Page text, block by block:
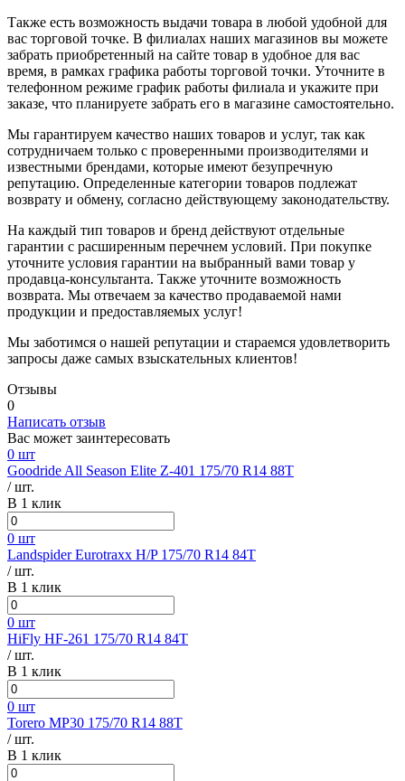
Также есть возможность выдачи товара в любой удобной для
вас торговой точке. В филиалах наших магазинов вы можете
забрать приобретенный на сайте товар в удобное для вас
время, в рамках графика работы торговой точки. Уточните в
телефонном режиме график работы филиала и укажите при
заказе, что планируете забрать его в магазине самостоятельно.
Мы гарантируем качество наших товаров и услуг, так как
сотрудничаем только с проверенными производителями и
известными брендами, которые имеют безупречную
репутацию. Определенные категории товаров подлежат
возврату и обмену, согласно действующему законодательству.
На каждый тип товаров и бренд действуют отдельные
гарантии с расширенным перечнем условий. При покупке
уточните условия гарантии на выбранный вами товар у
продавца-консультанта. Также уточните возможность
возврата. Мы отвечаем за качество продаваемой нами
продукции и предоставляемых услуг!
Мы заботимся о нашей репутации и стараемся удовлетворить
запросы даже самых взыскательных клиентов!
Отзывы
0
Написать отзыв
Вас может заинтересовать
0 шт
Goodride All Season Elite Z-401 175/70 R14 88T
/ шт.
В 1 клик
0 шт
Landspider Eurotraxx H/P 175/70 R14 84T
/ шт.
В 1 клик
0 шт
HiFly HF-261 175/70 R14 84T
/ шт.
В 1 клик
0 шт
Torero MP30 175/70 R14 88T
/ шт.
В 1 клик